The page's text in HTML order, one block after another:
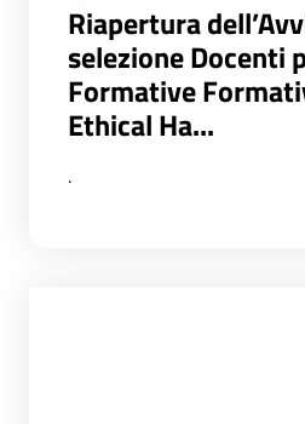
Riapertura
selezione Docenti
Formative
Ethical Ha...
.